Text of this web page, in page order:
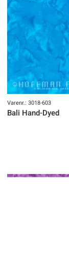
Varenr.: 3018-603
Bali Hand-Dyed